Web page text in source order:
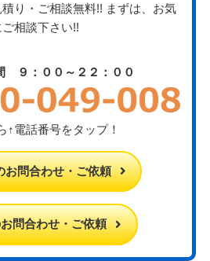
積り・ご相談無料!! まずは、お気
相談下さい!!
９：００～２２：００
↑電話番号をタップ！
お問合わせ・ご依頼
問合わせ・ご依頼